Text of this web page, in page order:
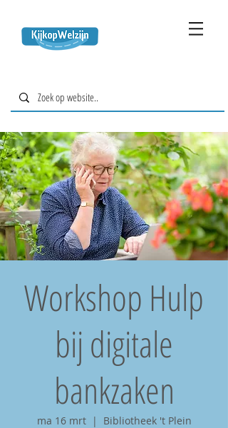
Workshop Hulp
bij digitale
bankzaken
ma 16 mrt
  |
Bibliotheek 't Plein